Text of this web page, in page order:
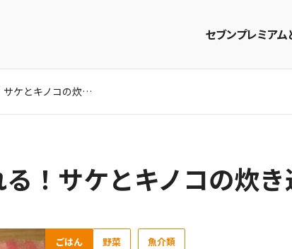
セブンプレミアム
芳醇な香りに誘われる！サケとキノコの炊き込みご飯レシピ
！サケとキノコの炊
ごはん 野菜 魚介類